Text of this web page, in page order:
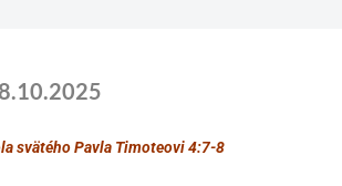
svätého Pavla Timoteovi 4:7-8